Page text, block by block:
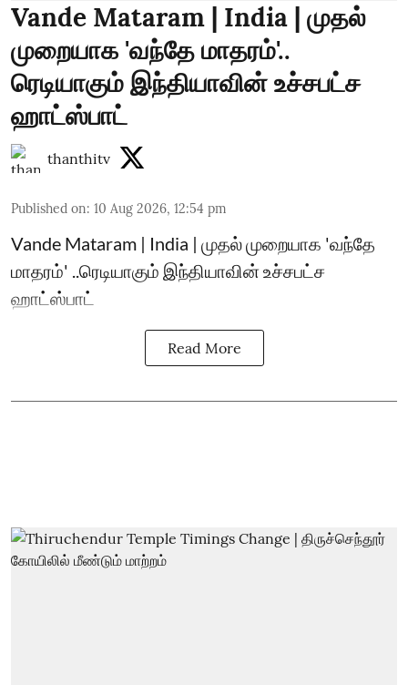
Vande Mataram | India | முதல்
முறையாக 'வந்தே மாதரம்'..
ரெடியாகும் இந்தியாவின் உச்சபட்ச
ஹாட்ஸ்பாட்
thanthitv
Published on: 10 Aug 2026, 12:54 pm
Vande Mataram | India | முதல் முறையாக 'வந்தே
மாதரம்' ..ரெடியாகும் இந்தியாவின் உச்சபட்ச
ஹாட்ஸ்பாட்
Read More